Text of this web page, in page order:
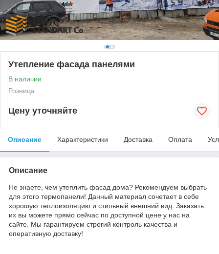
Утепление фасада панелями
В наличии
Розница
Цену уточняйте
Описание Характеристики Доставка Оплата
Описание
Не знаете, чем утеплить фасад дома? Рекомендуем выбрать
для этого термопанели! Данный материал сочетает в себе
хорошую теплоизоляцию и стильный внешний вид. Заказать
их вы можете прямо сейчас по доступной цене у нас на
сайте. Мы гарантируем строгий контроль качества и
оперативную доставку!